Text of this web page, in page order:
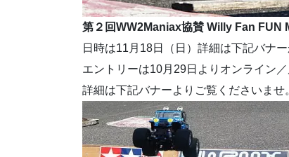
第２回WW2Maniax協賛 Willy Fan FUN
日時は11月18日（日）詳細は下記バナ
エントリーは10月29日よりオンライン／
詳細は下記バナーよりご覧くださいませ